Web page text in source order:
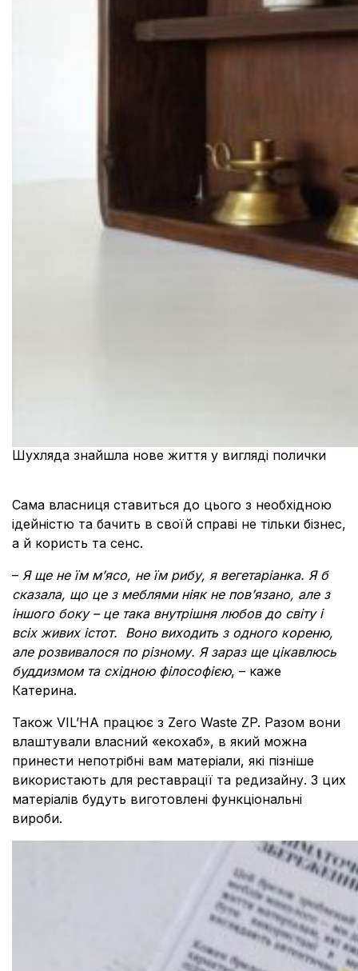
Шухляда знайшла нове життя у вигляді полички
Сама власниця ставиться до цього з необхідною
ідейністю та бачить в своїй справі не тільки бізнес,
а й користь та сенс.
– Я ще не їм м’ясо, не їм рибу, я вегетаріанка. Я б
сказала, що це з меблями ніяк не пов’язано, але з
іншого боку – це така внутрішня любов до світу і
всіх живих істот. Воно виходить з одного кореню,
але розвивалося по різному. Я зараз ще цікавлюсь
буддизмом та східною філософією, – каже
Катерина.
Також VIL’HA працює з Zero Waste ZP. Разом вони
влаштували власний «екохаб», в який можна
принести непотрібні вам матеріали, які пізніше
використають для реставрації та редизайну. З цих
матеріалів будуть виготовлені функціональні
вироби.